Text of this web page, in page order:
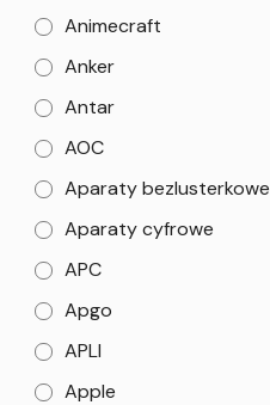
Animecraft
Anker
Antar
AOC
Aparaty bezlusterkowe
Aparaty cyfrowe
APC
Apgo
APLI
Apple